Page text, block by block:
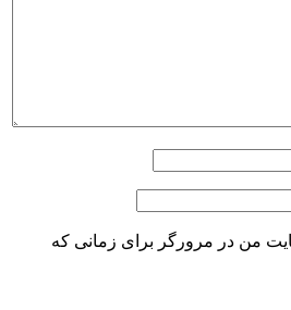
من در مرورگر برای زمانی که